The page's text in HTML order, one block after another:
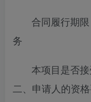
合同履行期
务
本项目 是否
二、申请人的资